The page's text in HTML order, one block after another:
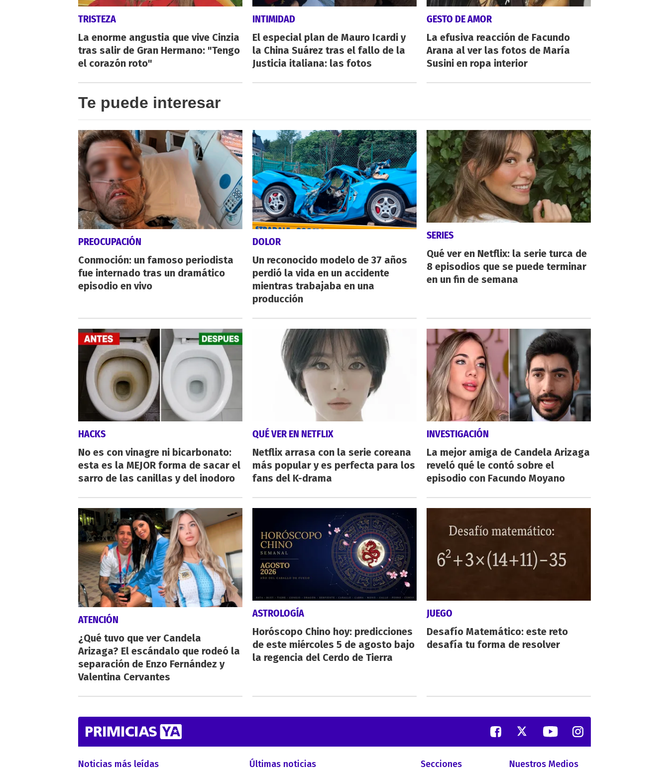
TRISTEZA
La enorme angustia que vive Cinzia
tras salir de Gran Hermano: "Tengo
el corazón roto"
INTIMIDAD
El especial plan de Mauro Icardi y
la China Suárez tras el fallo de la
Justicia italiana: las fotos
GESTO DE AMOR
La efusiva reacción de Facundo
Arana al ver las fotos de María
Susini en ropa interior
Te puede interesar
PREOCUPACIÓN
Conmoción: un famoso periodista
fue internado tras un dramático
episodio en vivo
DOLOR
Un reconocido modelo de 37 años
perdió la vida en un accidente
mientras trabajaba en una
producción
SERIES
Qué ver en Netflix: la serie turca de
8 episodios que se puede terminar
en un fin de semana
HACKS
No es con vinagre ni bicarbonato:
esta es la MEJOR forma de sacar el
sarro de las canillas y del inodoro
QUÉ VER EN NETFLIX
Netflix arrasa con la serie coreana
más popular y es perfecta para los
fans del K-drama
INVESTIGACIÓN
La mejor amiga de Candela Arizaga
reveló qué le contó sobre el
episodio con Facundo Moyano
ATENCIÓN
¿Qué tuvo que ver Candela
Arizaga? El escándalo que rodeó la
separación de Enzo Fernández y
Valentina Cervantes
ASTROLOGÍA
Horóscopo Chino hoy: predicciones
de este miércoles 5 de agosto bajo
la regencia del Cerdo de Tierra
JUEGO
Desafío Matemático: este reto
desafía tu forma de resolver
Noticias más leídas Últimas noticias Secciones Nuestros Medios